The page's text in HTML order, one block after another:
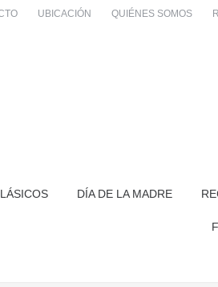
UBICACIÓN QUIÉNES SOMOS
DÍA DE LA MADRE